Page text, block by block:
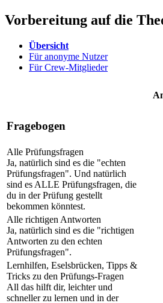
Vorbereitung auf die
Übersicht
Für anonyme Nutzer
Für Crew-Mitglieder
Fragebogen
Alle Prüfungsfragen
Ja, natürlich sind es die "echten
Prüfungsfragen". Und natürlich
sind es ALLE Prüfungsfragen, die
du in der Prüfung gestellt
bekommen könntest.
Alle richtigen Antworten
Ja, natürlich sind es die "richtigen
Antworten zu den echten
Prüfungsfragen".
Lernhilfen, Eselsbrücken, Tipps &
Tricks zu den Prüfungs-Fragen
All das hilft dir, leichter und
schneller zu lernen und in der